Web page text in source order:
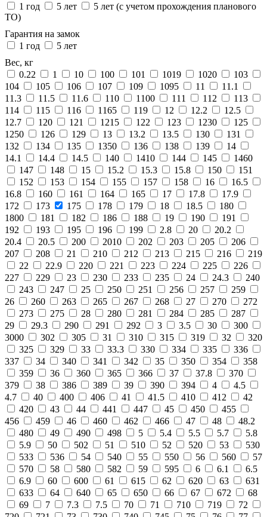
1 год
5 лет
5 лет (с учетом прохождения планового
ТО)
Гарантия на замок
1 год
5 лет
Вес, кг
0.22
1 10 100 101 1019 1020
103
104
105 106 107 109 1095 11
11.1
11.3
11.5 11.6 110 1100 111 112
113
114
115 116 1165 119 12 12.2
12.5
12.7
120 121 1215 122 123 1230
125
1250
126 129 13 13.2 13.5 130
131
132
134 135 1350 136 138 139
14
14.1
14.4 14.5 140 1410 144 145
1460
147
148 15 15.2 15.3 15.8 150
151
152
153 154 155 157 158 16
16.5
16.8
160 161 164 165 17 17.8
17.9
172
173 175 178 179 18 18.5
180
1800
181 182 186 188 19 190
191
192
193 195 196 199 2.8 20
20.2
20.4
20.5 200 2010 202 203 205
206
207
208 21 210 212 213 215 216
219
22
22.9 220 221 223 224 225
226
227
229 23 230 233 235 24 24.3
240
243
247 25 250 251 256 257
259
26
260 263 265 267 268 27 270
272
273
275 28 280 281 284 285
287
29
29.3 290 291 292 3 3.5 30
300
3000
302 305 31 310 315 319 32
320
325
329 33 33.3 330 334 335
336
337
34 340 341 342 35 350 354
358
359
36 360 365 366 37 37.8
370
379
38 386 389 39 390 394 4
4.5
4.7
40 400 406 41 41.5 410 412
42
420
43 44 441 447 45 450
455
456
459 46 460 462 466 47 48
48.2
480
49 490 498 5 5.4 5.5 5.7
5.8
5.9
50 502 51 510 52 520 53
530
533
536 54 540 55 550 56 560
57
570
58 580 582 59 595 6 6.1
6.5
6.9
60 600 61 615 62 620 63
631
633
64 640 65 650 66 67 672
68
69
7 7.3 7.5 70 71 710 719
72